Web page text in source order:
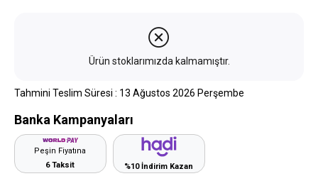
Ürün stoklarımızda kalmamıştır.
Tahmini Teslim Süresi : 13 Ağustos 2026 Perşembe
Banka Kampanyaları
Peşin Fiyatına
6 Taksit
%10 İndirim Kazan